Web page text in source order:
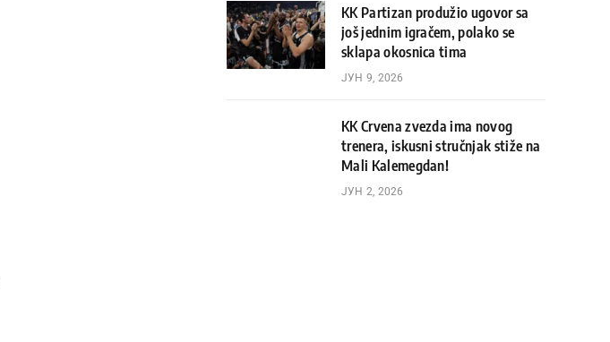
KK Partizan produžio ugovor sa
još jednim igračem, polako se
sklapa okosnica tima
ЈУН 9, 2026
KK Crvena zvezda ima novog
trenera, iskusni stručnjak stiže na
Mali Kalemegdan!
ЈУН 2, 2026